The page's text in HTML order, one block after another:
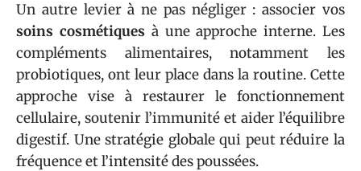
Un autre levier à ne pas négliger : associer vos
soins cosmétiques à une approche interne. Les
compléments alimentaires, notamment les
probiotiques, ont leur place dans la routine. Cette
approche vise à restaurer le fonctionnement
cellulaire, soutenir l’immunité et aider l’équilibre
digestif. Une stratégie globale qui peut réduire la
fréquence et l’intensité des poussées.